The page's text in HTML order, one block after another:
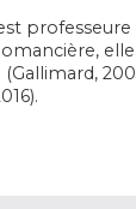
professeure